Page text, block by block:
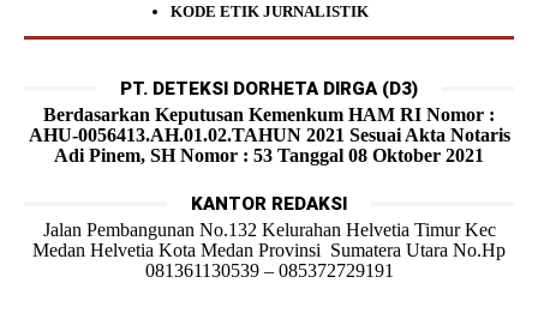
KODE ETIK JURNALISTIK
PT. DETEKSI DORHETA DIRGA (D3)
Berdasarkan Keputusan Kemenkum HAM RI Nomor :
AHU-0056413.AH.01.02.TAHUN 2021 Sesuai Akta Notaris
Adi Pinem, SH Nomor : 53 Tanggal 08 Oktober 2021
KANTOR REDAKSI
Jalan Pembangunan No.132 Kelurahan Helvetia Timur Kec
Medan Helvetia Kota Medan Provinsi Sumatera Utara No.Hp
081361130539 – 085372729191